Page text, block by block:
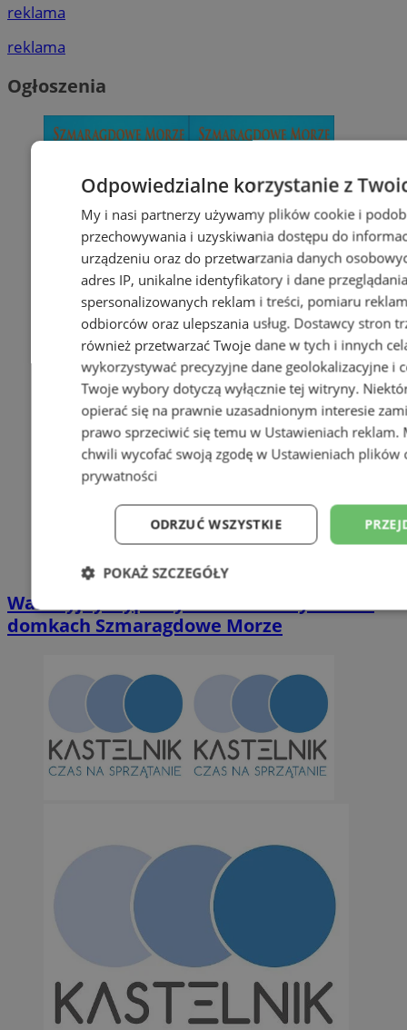
reklama
reklama
Ogłoszenia
Wakacyjny wypoczynek nad Bałtykiem w
domkach Szmaragdowe Morze
Odpowiedzialne korzystanie z
My i nasi partnerzy używamy plików cookie i
przechowywania i uzyskiwania dostępu do
urządzeniu oraz do przetwarzania danych
adres IP, unikalne identyfikatory i dane
spersonalizowanych reklam i treści, pomiaru
odbiorców oraz ulepszania usług. Dostawcy stron
również przetwarzać Twoje dane w tych i innych
wykorzystywać precyzyjne dane geolokalizacyjne i
Twoje wybory dotyczą wyłącznie tej witryny.
opierać się na prawnie uzasadnionym interesie
prawo sprzeciwić się temu w Ustawieniach reklam.
chwili wycofać swoją zgodę w Ustawieniach plików
prywatności
ODRZUĆ WSZYSTKIE
POKAŻ SZCZEGÓŁY
Niezbędne Wydajność
Niesklasyfikowane
Niezbędne pliki cookie umożliwiają korzystanie z podstawowych
takich jak logowanie użytkownika i zarządzanie kontem. Bez
można prawidłowo korzystać ze strony internetowej.
orzesze.com.pl
QeSessID orzesze.com.pl